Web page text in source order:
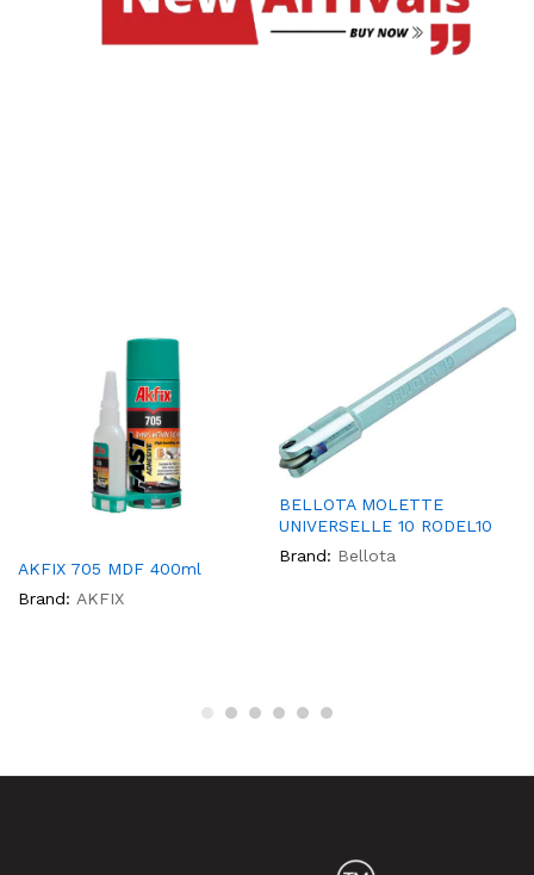
AKFIX 705 MDF 400ml
Brand: AKFIX
BELLOTA MOLETTE
UNIVERSELLE 10 RODEL10
Brand: Bellota